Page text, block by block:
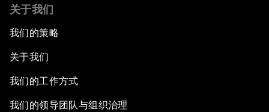
关于我们
我们的策略
关于我们
我们的工作方式
我们的领导团队与组织治理